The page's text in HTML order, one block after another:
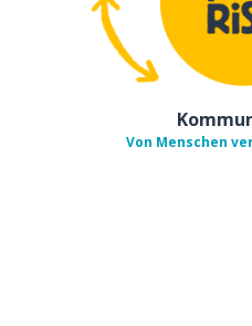
Von Menschen